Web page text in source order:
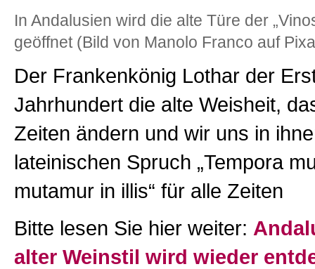
In Andalusien wird die alte Türe der
geöffnet (Bild von Manolo Franco auf
Der Frankenkönig Lothar der
Jahrhundert die alte Weisheit,
Zeiten ändern und wir uns in
lateinischen Spruch „Tempora
mutamur in illis“ für alle Zeiten
Bitte lesen Sie hier weiter:
alter Weinstil wird wieder